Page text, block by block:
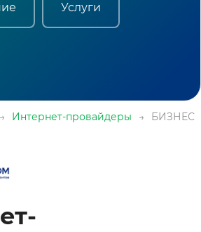
Услуги
→ Интернет-провайдеры →
БИЗНЕС